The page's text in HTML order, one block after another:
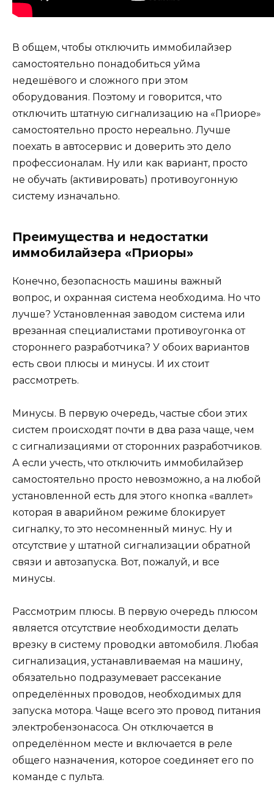
В общем, чтобы отключить иммобилайзер
самостоятельно понадобиться уйма
недешёвого и сложного при этом
оборудования. Поэтому и говорится, что
отключить штатную сигнализацию на «Приоре»
самостоятельно просто нереально. Лучше
поехать в автосервис и доверить это дело
профессионалам. Ну или как вариант, просто
не обучать (активировать) противоугонную
систему изначально.
Преимущества и недостатки
иммобилайзера «Приоры»
Конечно, безопасность машины важный
вопрос, и охранная система необходима. Но что
лучше? Установленная заводом система или
врезанная специалистами противоугонка от
стороннего разработчика? У обоих вариантов
есть свои плюсы и минусы. И их стоит
рассмотреть.
Минусы. В первую очередь, частые сбои этих
систем происходят почти в два раза чаще, чем
с сигнализациями от сторонних разработчиков.
А если учесть, что отключить иммобилайзер
самостоятельно просто невозможно, а на любой
установленной есть для этого кнопка «валлет»
которая в аварийном режиме блокирует
сигналку, то это несомненный минус. Ну и
отсутствие у штатной сигнализации обратной
связи и автозапуска. Вот, пожалуй, и все
минусы.
Рассмотрим плюсы. В первую очередь плюсом
является отсутствие необходимости делать
врезку в систему проводки автомобиля. Любая
сигнализация, устанавливаемая на машину,
обязательно подразумевает рассекание
определённых проводов, необходимых для
запуска мотора. Чаще всего это провод питания
электробензонасоса. Он отключается в
определённом месте и включается в реле
общего назначения, которое соединяет его по
команде с пульта.